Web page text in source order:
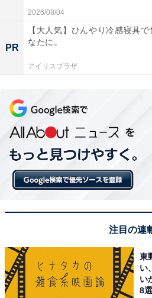
2026/08/04
PR
【大人気】ひんやり冷感寝具
なたに。
アイリスプラザ
注目の連
東
い
い
8選